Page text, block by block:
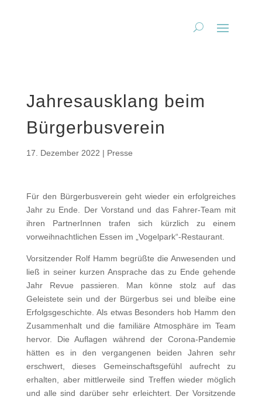
Jahresausklang beim
Bürgerbusverein
17. Dezember 2022 | Presse
Für den Bürgerbusverein geht wieder ein erfolgreiches
Jahr zu Ende. Der Vorstand und das Fahrer-Team mit
ihren PartnerInnen trafen sich kürzlich zu einem
vorweihnachtlichen Essen im „Vogelpark“-Restaurant.
Vorsitzender Rolf Hamm begrüßte die Anwesenden und
ließ in seiner kurzen Ansprache das zu Ende gehende
Jahr Revue passieren. Man könne stolz auf das
Geleistete sein und der Bürgerbus sei und bleibe eine
Erfolgsgeschichte. Als etwas Besonders hob Hamm den
Zusammenhalt und die familiäre Atmosphäre im Team
hervor. Die Auflagen während der Corona-Pandemie
hätten es in den vergangenen beiden Jahren sehr
erschwert, dieses Gemeinschaftsgefühl aufrecht zu
erhalten, aber mittlerweile sind Treffen wieder möglich
und alle sind darüber sehr erleichtert. Der Vorsitzende